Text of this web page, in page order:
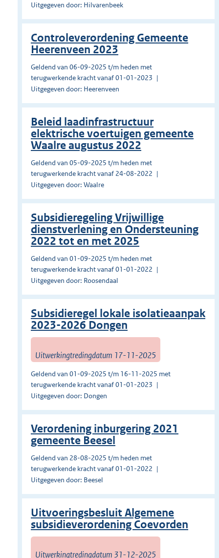
Uitgegeven door: Hilvarenbeek
Controleverordening Gemeente
Heerenveen 2023
Geldend van 06-09-2025 t/m heden met
terugwerkende kracht vanaf 01-01-2023
Uitgegeven door: Heerenveen
Beleid laadinfrastructuur
elektrische voertuigen gemeente
Waalre augustus 2022
Geldend van 05-09-2025 t/m heden met
terugwerkende kracht vanaf 24-08-2022
Uitgegeven door: Waalre
Subsidieregeling Vrijwillige
dienstverlening en Ondersteuning
2022 tot en met 2025
Geldend van 01-09-2025 t/m heden met
terugwerkende kracht vanaf 01-01-2022
Uitgegeven door: Roosendaal
Subsidieregel lokale isolatieaanpak
2023-2026 Dongen
Uitwerkingtredingdatum 17-11-2025
Geldend van 01-09-2025 t/m 16-11-2025 met
terugwerkende kracht vanaf 01-01-2023
Uitgegeven door: Dongen
Verordening inburgering 2021
gemeente Beesel
Geldend van 28-08-2025 t/m heden met
terugwerkende kracht vanaf 01-01-2022
Uitgegeven door: Beesel
Uitvoeringsbesluit Algemene
subsidieverordening Coevorden
Uitwerkingtredingdatum 31-12-2025